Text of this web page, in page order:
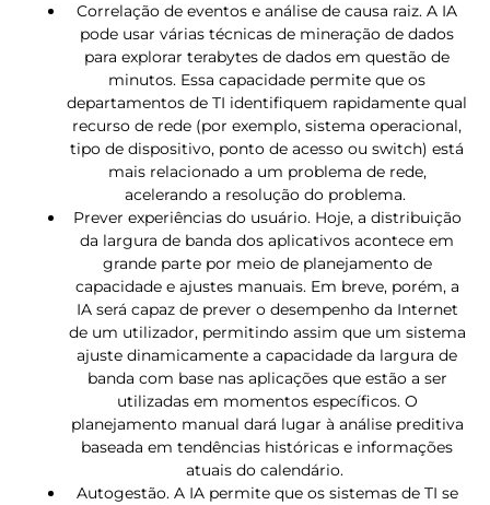
Correlação de eventos e análise de causa raiz. A IA
pode usar várias técnicas de mineração de dados
para explorar terabytes de dados em questão de
minutos. Essa capacidade permite que os
departamentos de TI identifiquem rapidamente qual
recurso de rede (por exemplo, sistema operacional,
tipo de dispositivo, ponto de acesso ou switch) está
mais relacionado a um problema de rede,
acelerando a resolução do problema.
Prever experiências do usuário. Hoje, a distribuição
da largura de banda dos aplicativos acontece em
grande parte por meio de planejamento de
capacidade e ajustes manuais. Em breve, porém, a
IA será capaz de prever o desempenho da Internet
de um utilizador, permitindo assim que um sistema
ajuste dinamicamente a capacidade da largura de
banda com base nas aplicações que estão a ser
utilizadas em momentos específicos. O
planejamento manual dará lugar à análise preditiva
baseada em tendências históricas e informações
atuais do calendário.
Autogestão. A IA permite que os sistemas de TI se